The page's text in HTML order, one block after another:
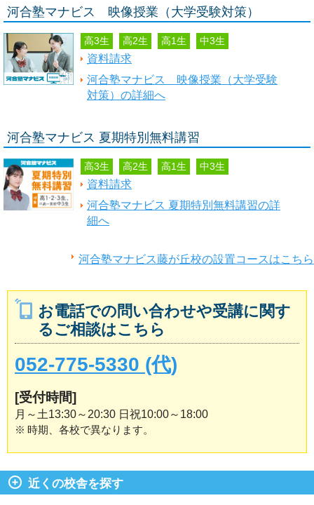
河合塾マナビス藤が丘校の設置コースはこちら
河合塾マナビス 映像授業（大学受験対策）
高3生 高2生 高1生 中3生
資料請求
河合塾マナビス 映像授業（大学受験
対策）の詳細へ
河合塾マナビス 夏期特別無料講習
高3生 高2生 高1生 中3生
資料請求
河合塾マナビス 夏期特別無料講習の詳
細へ
お電話での問い合わせや受講に関す
るご相談はこちら
052-775-5330 (代)
[受付時間]
月～土13:30～20:30 日祝10:00～18:00
※ 時期、各校で異なります。
近くの校舎を探す